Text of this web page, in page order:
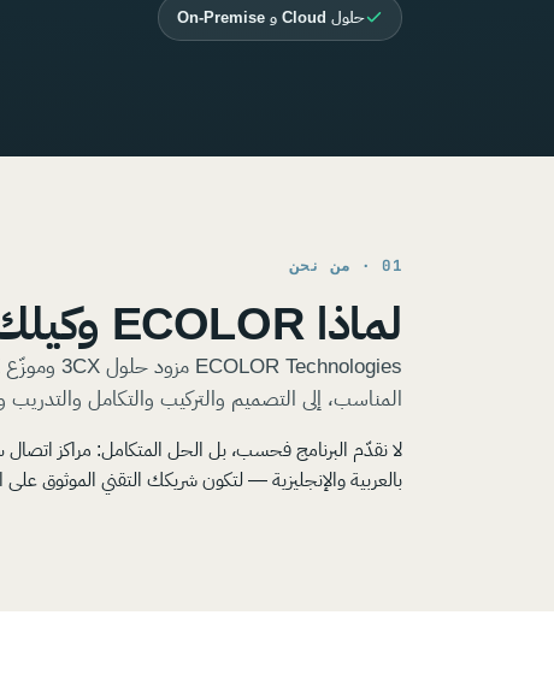
حلول Cloud و On-Premise
01 · من نحن
لماذا ECOLOR وكيلك الأمثل لـ 3CX؟
المناسب، إلى التصميم والتركيب والتكامل
بالعربية والإنجليزية — لتكون شريكك التقني الموثوق